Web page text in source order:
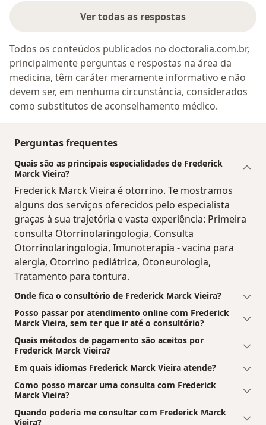
Ver todas as respostas
Todos os conteúdos publicados no doctoralia.com.br,
principalmente perguntas e respostas na área da
medicina, têm caráter meramente informativo e não
devem ser, em nenhuma circunstância, considerados
como substitutos de aconselhamento médico.
Perguntas frequentes
Quais são as principais especialidades de Frederick
Marck Vieira?
Frederick Marck Vieira é otorrino. Te mostramos
alguns dos serviços oferecidos pelo especialista
graças à sua trajetória e vasta experiência: Primeira
consulta Otorrinolaringologia, Consulta
Otorrinolaringologia, Imunoterapia - vacina para
alergia, Otorrino pediátrica, Otoneurologia,
Tratamento para tontura.
Onde fica o consultório de Frederick Marck Vieira?
Posso passar por atendimento online com Frederick
Marck Vieira, sem ter que ir até o consultório?
Quais métodos de pagamento são aceitos por
Frederick Marck Vieira?
Em quais idiomas Frederick Marck Vieira atende?
Como posso marcar uma consulta com Frederick
Marck Vieira?
Quando poderia me consultar com Frederick Marck
Vieira?